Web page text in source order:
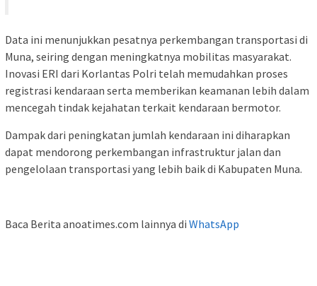
Data ini menunjukkan pesatnya perkembangan transportasi di
Muna, seiring dengan meningkatnya mobilitas masyarakat.
Inovasi ERI dari Korlantas Polri telah memudahkan proses
registrasi kendaraan serta memberikan keamanan lebih dalam
mencegah tindak kejahatan terkait kendaraan bermotor.
Dampak dari peningkatan jumlah kendaraan ini diharapkan
dapat mendorong perkembangan infrastruktur jalan dan
pengelolaan transportasi yang lebih baik di Kabupaten Muna.
Baca Berita anoatimes.com lainnya di WhatsApp